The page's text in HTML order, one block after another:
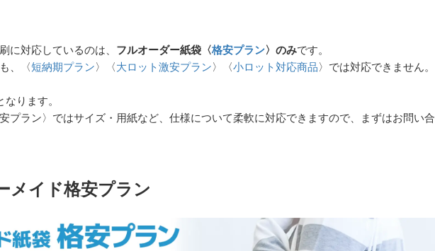
に対応しているのは、 フルオーダー紙袋〈格安プラン〉のみです。
、〈短納期プラン〉〈大ロット激安プラン〉〈小ロット対応商品〉では対応できません。
なります。
プラン〉ではサイズ・用紙など、仕様について柔軟に対応できますので、まずはお問い合
メイド格安プラン